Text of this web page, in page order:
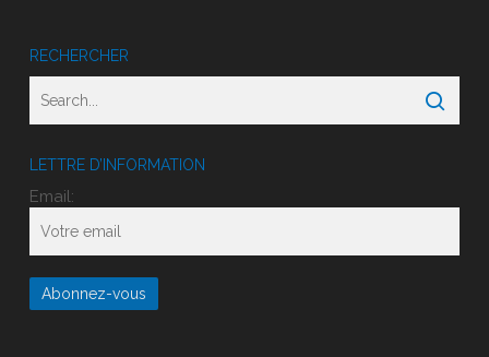
RECHERCHER
LETTRE D’INFORMATION
Email: